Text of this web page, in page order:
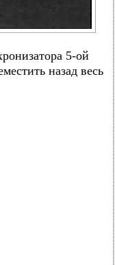
5-ой
назад весь